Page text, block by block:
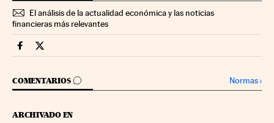
El análisis de la actualidad económica y las noticias
financieras más relevantes
Mercados Financieros Cinco Días en Facebook
Mercados Financieros Cinco Días en Twitter
COMENTARIOS
IR A LOS COMENTARIOS Normas›
ARCHIVADO EN